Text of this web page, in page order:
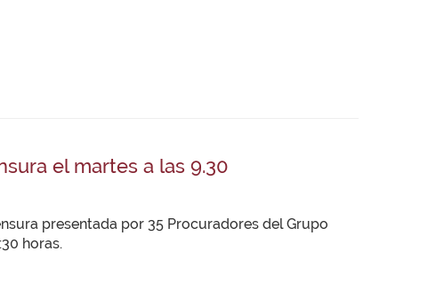
el martes a las 9.30
presentada por 35 Procuradores del Grupo
horas.